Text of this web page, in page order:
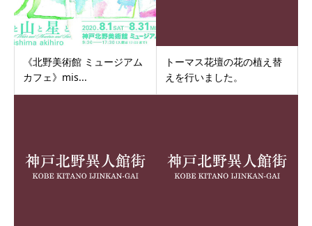
《北野美術館 ミュージアム
カフェ》mis...
トーマス花壇の花の植え替
えを行いました。